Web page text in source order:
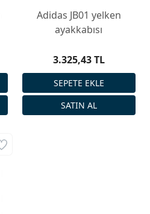
Adidas JB01 yelken
ayakkabısı
3.325,43 TL